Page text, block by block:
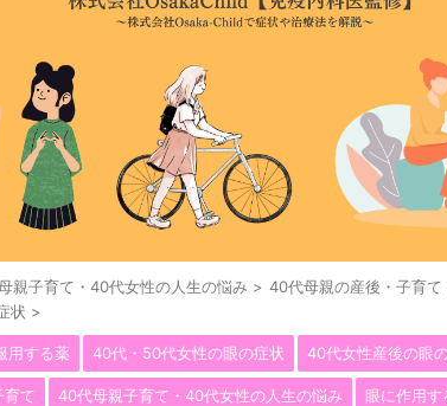
親子育て・40代女性の人生の悩み > 40代母親の産後・子育て
状 >
用する薬 40代・50代女性の眼の症状 40代女性産後の眼
育て 40代母親子育て・40代女性の人生の悩み 眼に作用す